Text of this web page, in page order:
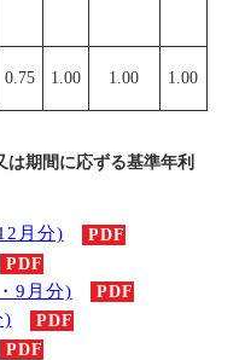
0.75 1.00 1.00 1.00
期間に応ずる基準年利
月分) PDF
PDF
9月分) PDF
) PDF
PDF